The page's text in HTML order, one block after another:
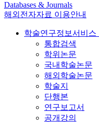
Databases & Journals
해외전자자료 이용안내
학술연구정보서비스
통합검색
학위논문
국내학술논문
해외학술논문
학술지
단행본
연구보고서
공개강의